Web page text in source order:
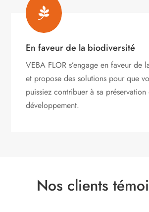

En faveur de la biodiversité
VEBA FLOR s’engageen faveur de
et propose des solutions pour que
puissiez contribuer à sa préservation
développement.
Nos clients